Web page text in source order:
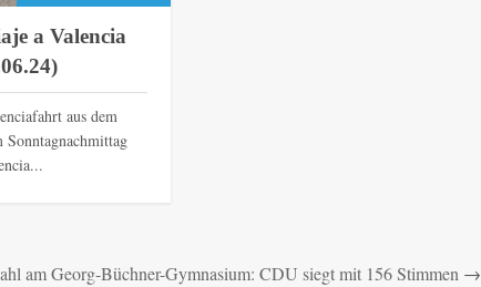
a Valencia
aus dem
Sonntagnachmittag
am Georg-Büchner-Gymnasium: CDU siegt mit 156 Stimmen→